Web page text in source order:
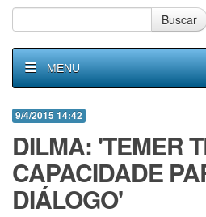
Buscar
MENU
9/4/2015 14:42
DILMA: 'TEMER
CAPACIDADE
DIÁLOGO'